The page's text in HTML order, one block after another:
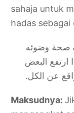
sahaja untuk
hadas
صحة وضوئه
ارتفع البعض
عن الكل.
Maksudnya: